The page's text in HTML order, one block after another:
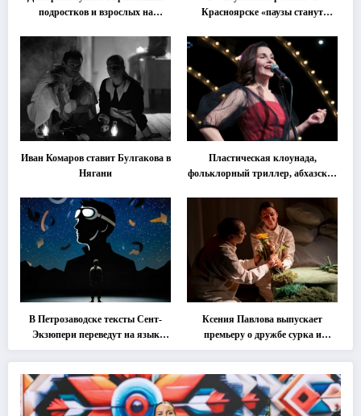
подростков и взрослых на
Красноярске «паузы станут
Иван Комаров ставит Булгакова в
Нягани
Пластическая клоунада,
фольклорный триллер, абхазская
втором этапе фестиваля
«Монокль»
В Петрозаводске тексты Сент-
Экзюпери переведут на язык
современной хореографии
Ксения Павлова выпускает
премьеру о дружбе сурка и
одуванчика